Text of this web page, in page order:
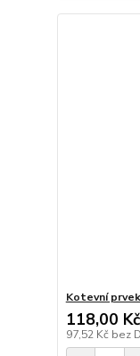
Kotevní
118,00 Kč
97,52 Kč bez